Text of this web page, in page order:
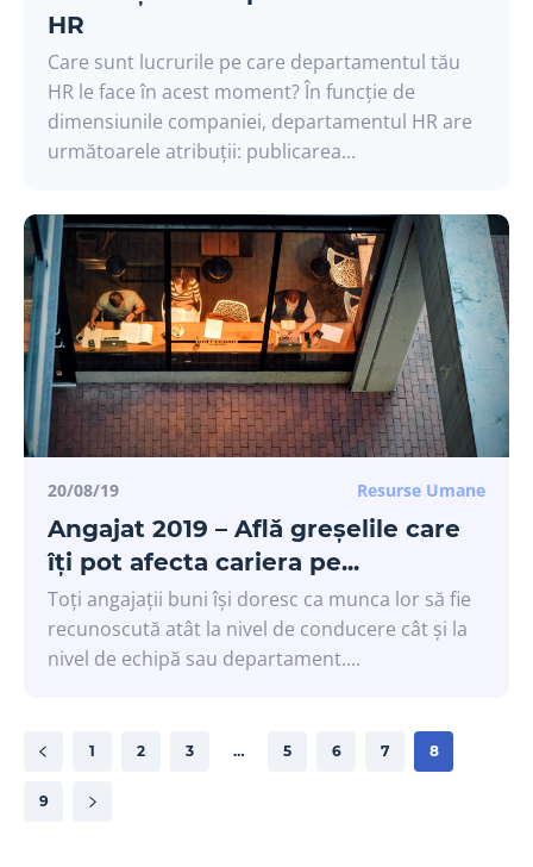
HR
Care sunt lucrurile pe care departamentul tău
HR le face în acest moment? În funcție de
dimensiunile companiei, departamentul HR are
următoarele atribuții: publicarea...
20/08/19 Resurse Umane
Angajat 2019 – Află greșelile care
îți pot afecta cariera pe...
Toți angajații buni își doresc ca munca lor să fie
recunoscută atât la nivel de conducere cât și la
nivel de echipă sau departament....
1 2 3 … 5 6 7 8
9